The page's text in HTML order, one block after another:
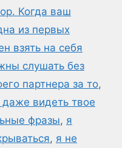
Когда ваш
из первых
взять на себя
слушать без
партнера за то,
даже видеть твое
фразы, я
, я не